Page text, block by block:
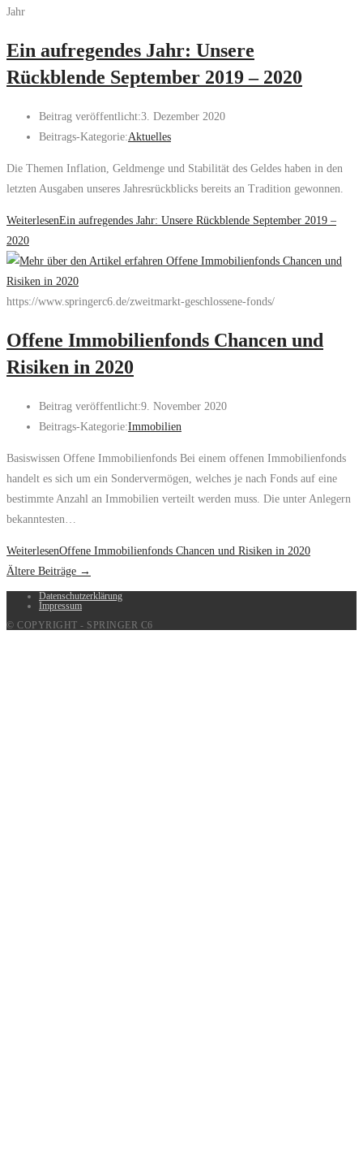
Jahr
Ein aufregendes Jahr: Unsere
Rückblende September 2019 – 2020
Beitrag veröffentlicht:3. Dezember 2020
Beitrags-Kategorie:Aktuelles
Die Themen Inflation, Geldmenge und Stabilität des Geldes haben in den
letzten Ausgaben unseres Jahresrückblicks bereits an Tradition gewonnen.
WeiterlesenEin aufregendes Jahr: Unsere Rückblende September 2019 –
2020
https://www.springerc6.de/zweitmarkt-geschlossene-fonds/
Offene Immobilienfonds Chancen und
Risiken in 2020
Beitrag veröffentlicht:9. November 2020
Beitrags-Kategorie:Immobilien
Basiswissen Offene Immobilienfonds Bei einem offenen Immobilienfonds
handelt es sich um ein Sondervermögen, welches je nach Fonds auf eine
bestimmte Anzahl an Immobilien verteilt werden muss. Die unter Anlegern
bekanntesten…
WeiterlesenOffene Immobilienfonds Chancen und Risiken in 2020
Ältere Beiträge →
Datenschutzerklärung
Impressum
© COPYRIGHT - SPRINGER C6